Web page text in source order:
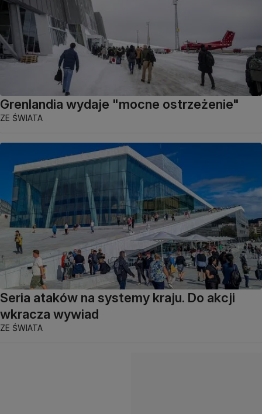
Grenlandia wydaje "mocne ostrzeżenie"
ZE ŚWIATA
Seria ataków na systemy kraju. Do akcji
wkracza wywiad
ZE ŚWIATA